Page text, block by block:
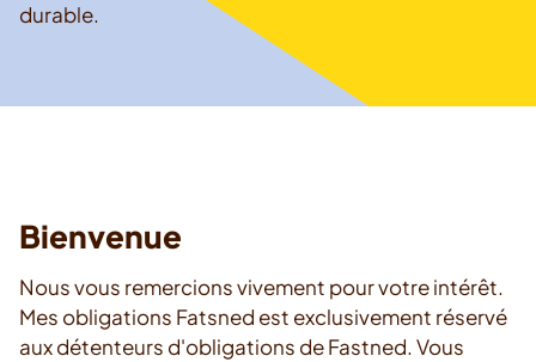
durable.
Bienvenue
Nous vous remercions vivement pour votre intérêt.
Mes obligations Fatsned est exclusivement réservé
aux détenteurs d'obligations de Fastned. Vous